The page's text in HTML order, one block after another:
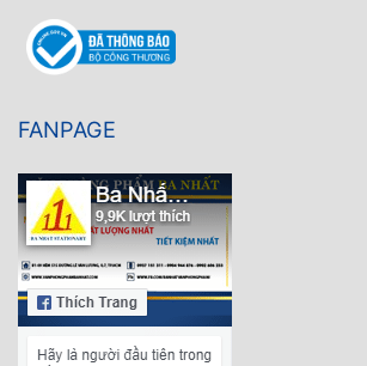
FANPAGE